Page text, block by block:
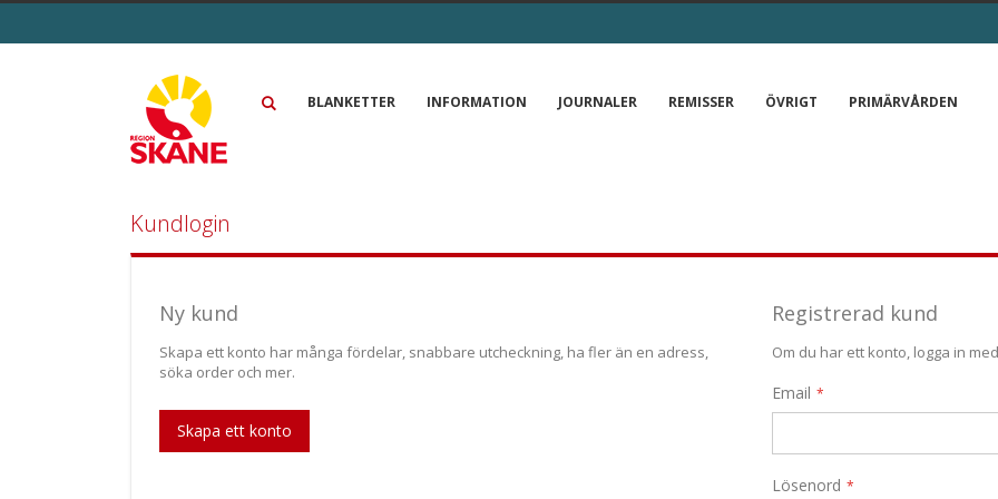
to
BLANKETTER INFORMATION JOURNALER REMISSER ÖVRIGT PRIMÄRVÅRDEN
Kundlogin
Ny kund
Skapa ett konto har många fördelar, snabbare utcheckning, ha fler än en adress,
söka order och mer.
Skapa ett konto
Registrerad kund
Om du har ett konto, logga in
Email
Lösenord